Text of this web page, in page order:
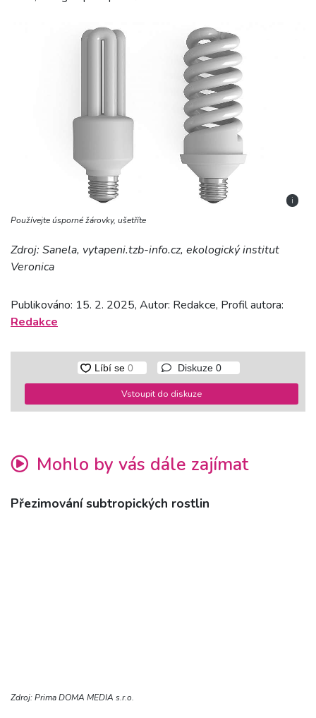
i
Používejte úsporné žárovky, ušetříte
Zdroj: Sanela, vytapeni.tzb-info.cz, ekologický institut
Veronica
Publikováno: 15. 2. 2025, Autor: Redakce, Profil autora:
Redakce
Diskuze 0
Vstoupit do diskuze
Mohlo by vás dále zajímat
Přezimování subtropických rostlin
Zdroj: Prima DOMA MEDIA s.r.o.